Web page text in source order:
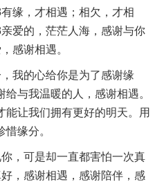
缘，才相遇；相欠，才相
爱的，茫茫人海，感谢与你
感谢相遇。
我的心给你是为了感谢缘
与我温暖的人，感谢相遇。
让我们拥有更好的明天。用
缘分。
，可是却一直都害怕一次真
，感谢相遇，感谢陪伴，感